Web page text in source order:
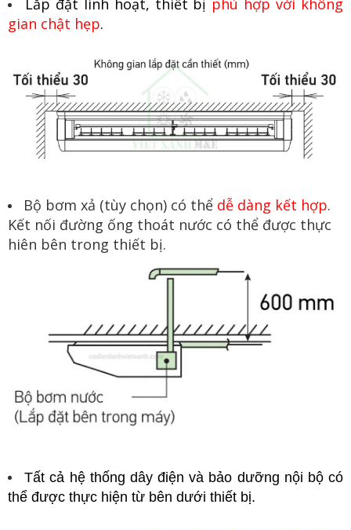
gian chật hẹp.
Bộ bơm xả (tùy chọn) có thể dễ dàng kết hợp.
Kết nối đường ống thoát nước có thể được thực
hiên bên trong thiết bị.
Tất cả hệ thống dây điện và bảo dưỡng nội bộ có
thể được thực hiện từ bên dưới thiết bị.